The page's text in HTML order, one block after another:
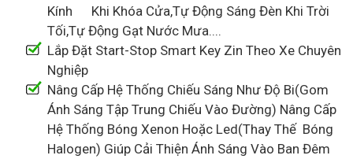
Kính Khi Khóa Cửa,Tự Động Sáng Đèn Khi Trời
Tối,Tự Động Gạt Nước Mưa....
Lắp Đặt Start-Stop Smart Key Zin Theo Xe Chuyên
Nghiệp
Nâng Cấp Hệ Thống Chiếu Sáng Như Độ Bi(Gom
Ánh Sáng Tập Trung Chiếu Vào Đường) Nâng Cấp
Hệ Thống Bóng Xenon Hoặc Led(Thay Thế Bóng
Halogen) Giúp Cải Thiện Ánh Sáng Vào Ban Đêm